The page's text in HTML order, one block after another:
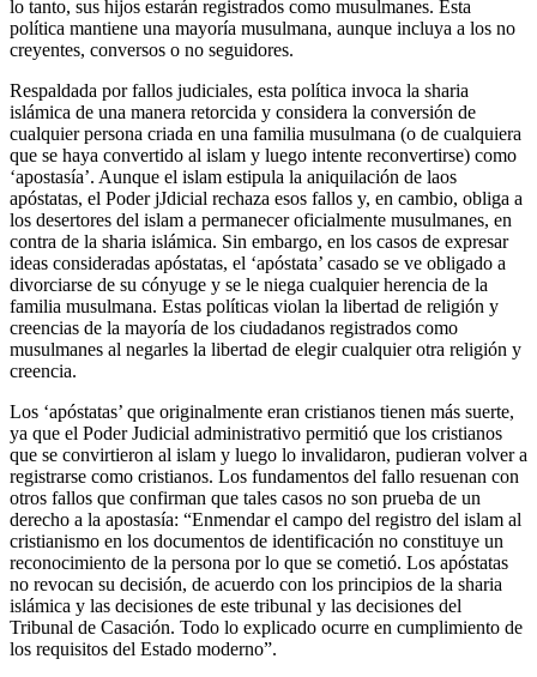
lo tanto, sus hijos estarán registrados como musulmanes. Esta
política mantiene una mayoría musulmana, aunque incluya a los no
creyentes, conversos o no seguidores.
Respaldada por fallos judiciales, esta política invoca la sharia
islámica de una manera retorcida y considera la conversión de
cualquier persona criada en una familia musulmana (o de cualquiera
que se haya convertido al islam y luego intente reconvertirse) como
‘apostasía’. Aunque el islam estipula la aniquilación de laos
apóstatas, el Poder jJdicial rechaza esos fallos y, en cambio, obliga a
los desertores del islam a permanecer oficialmente musulmanes, en
contra de la sharia islámica. Sin embargo, en los casos de expresar
ideas consideradas apóstatas, el ‘apóstata’ casado se ve obligado a
divorciarse de su cónyuge y se le niega cualquier herencia de la
familia musulmana. Estas políticas violan la libertad de religión y
creencias de la mayoría de los ciudadanos registrados como
musulmanes al negarles la libertad de elegir cualquier otra religión y
creencia.
Los ‘apóstatas’ que originalmente eran cristianos tienen más suerte,
ya que el Poder Judicial administrativo permitió que los cristianos
que se convirtieron al islam y luego lo invalidaron, pudieran volver a
registrarse como cristianos. Los fundamentos del fallo resuenan con
otros fallos que confirman que tales casos no son prueba de un
derecho a la apostasía: “Enmendar el campo del registro del islam al
cristianismo en los documentos de identificación no constituye un
reconocimiento de la persona por lo que se cometió. Los apóstatas
no revocan su decisión, de acuerdo con los principios de la sharia
islámica y las decisiones de este tribunal y las decisiones del
Tribunal de Casación. Todo lo explicado ocurre en cumplimiento de
los requisitos del Estado moderno”.